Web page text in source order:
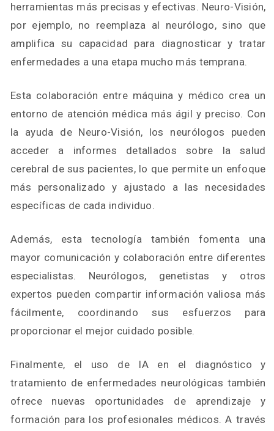
herramientas más precisas y efectivas. Neuro-Visión,
por ejemplo, no reemplaza al neurólogo, sino que
amplifica su capacidad para diagnosticar y tratar
enfermedades a una etapa mucho más temprana.
Esta colaboración entre máquina y médico crea un
entorno de atención médica más ágil y preciso. Con
la ayuda de Neuro-Visión, los neurólogos pueden
acceder a informes detallados sobre la salud
cerebral de sus pacientes, lo que permite un enfoque
más personalizado y ajustado a las necesidades
específicas de cada individuo.
Además, esta tecnología también fomenta una
mayor comunicación y colaboración entre diferentes
especialistas. Neurólogos, genetistas y otros
expertos pueden compartir información valiosa más
fácilmente, coordinando sus esfuerzos para
proporcionar el mejor cuidado posible.
Finalmente, el uso de IA en el diagnóstico y
tratamiento de enfermedades neurológicas también
ofrece nuevas oportunidades de aprendizaje y
formación para los profesionales médicos. A través